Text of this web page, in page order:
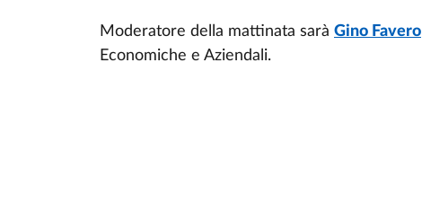
Moderatore della mattinata sarà Gino Favero
Economiche e Aziendali.